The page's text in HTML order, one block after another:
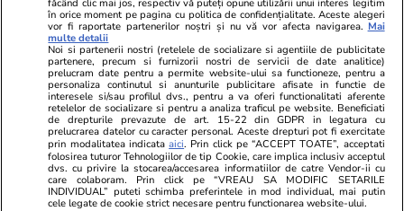
POLITIC
Politică 16:42
România obține 2,15 miliarde
de euro de la NATO. Alianța
extinde rețeaua de conducte de
combustibil pe Flancul Estic
făcând clic mai jos, respectiv vă puteți opune utilizării unui interes legitim
în orice moment pe pagina cu politica de confidențialitate. Aceste alegeri
vor fi raportate partenerilor noștri și nu vă vor afecta navigarea. Mai
multe detalii
Noi si partenerii nostri (retelele de socializare si agentiile de publicitate
partenere, precum si furnizorii nostri de servicii de date analitice)
prelucram date pentru a permite website-ului sa functioneze, pentru a
personaliza continutul si anunturile publicitare afisate in functie de
interesele si/sau profilul dvs., pentru a va oferi functionalitati aferente
retelelor de socializare si pentru a analiza traficul pe website. Beneficiati
de drepturile prevazute de art. 15-22 din GDPR in legatura cu
prelucrarea datelor cu caracter personal. Aceste drepturi pot fi exercitate
prin modalitatea indicataaici. Prin click pe “ACCEPT TOATE”, acceptati
folosirea tuturor Tehnologiilor de tip Cookie, care implica inclusiv acceptul
dvs. cu privire la stocarea/accesarea informatiilor de catre Vendor-ii cu
care colaboram. Prin click pe “VREAU SA MODIFIC SETARILE
INDIVIDUAL” puteti schimba preferintele in mod individual, mai putin
cele legate de cookie strict necesare pentru functionarea website-ului.